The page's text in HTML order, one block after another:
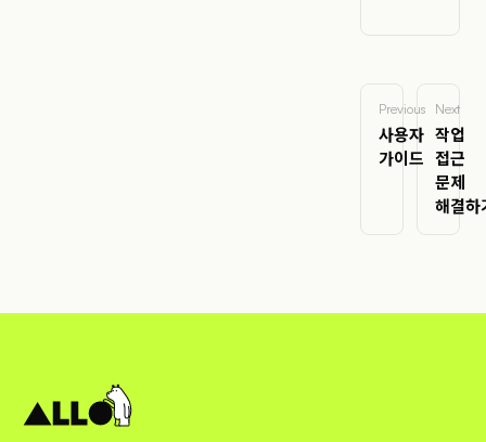
Previous
사용자
가이드
Next
작업
접근
문제
해결하